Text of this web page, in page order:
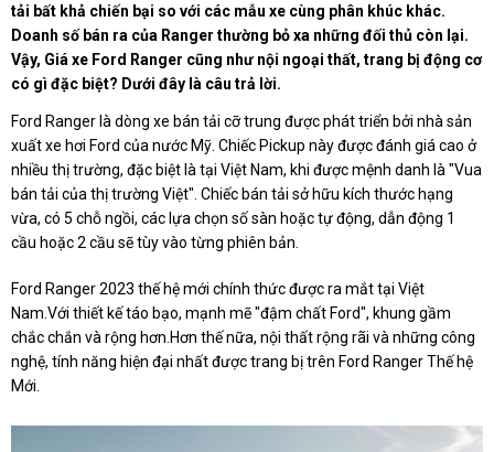
tải bất khả chiến bại so với các mẫu xe cùng phân khúc khác.
Doanh số bán ra của Ranger thường bỏ xa những đối thủ còn lại.
Vậy, Giá xe Ford Ranger cũng như nội ngoại thất, trang bị động cơ
có gì đặc biệt? Dưới đây là câu trả lời.
Ford Ranger là dòng xe bán tải cỡ trung được phát triển bởi nhà sản
xuất xe hơi Ford của nước Mỹ. Chiếc Pickup này được đánh giá cao ở
nhiều thị trường, đặc biệt là tại Việt Nam, khi được mệnh danh là "Vua
bán tải của thị trường Việt". Chiếc bán tải sở hữu kích thước hạng
vừa, có 5 chỗ ngồi, các lựa chọn số sàn hoặc tự động, dẫn động 1
cầu hoặc 2 cầu sẽ tùy vào từng phiên bản.
Ford Ranger 2023 thế hệ mới chính thức được ra mắt tại Việt
Nam.Với thiết kế táo bạo, mạnh mẽ "đậm chất Ford", khung gầm
chắc chắn và rộng hơn.Hơn thế nữa, nội thất rộng rãi và những công
nghệ, tính năng hiện đại nhất được trang bị trên Ford Ranger Thế hệ
Mới.